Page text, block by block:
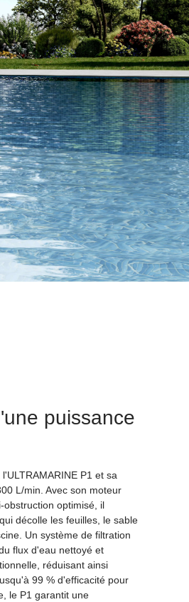
puissance
P1 et sa
L/min. Avec son moteur
obstruction optimisé, il
décolle les feuilles, le sable
Un système de filtration
flux d'eau nettoyé et
réduisant ainsi
99 % d'efficacité pour
le P1 garantit une